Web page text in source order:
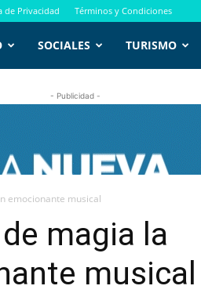
de Privacidad Términos y Condiciones
SOCIALES TURISMO
- Publicidad -
emocionante musical
magia la
musical